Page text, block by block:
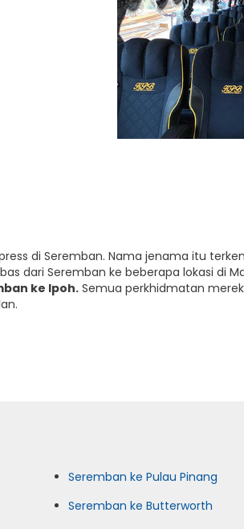
di Seremban. Nama jenama itu
dari Seremban ke beberapa lokasi di
ke Ipoh. Semua perkhidmatan
Seremban ke Pulau Pinang
Seremban ke Butterworth